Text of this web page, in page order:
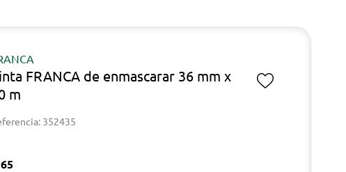
FRANCA de enmascarar 36 mm x
m
352435